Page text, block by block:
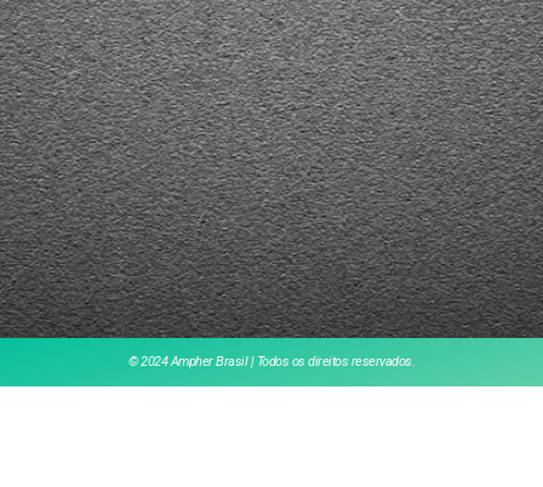
© 2024 Ampher Brasil | Todos os direitos reservados.